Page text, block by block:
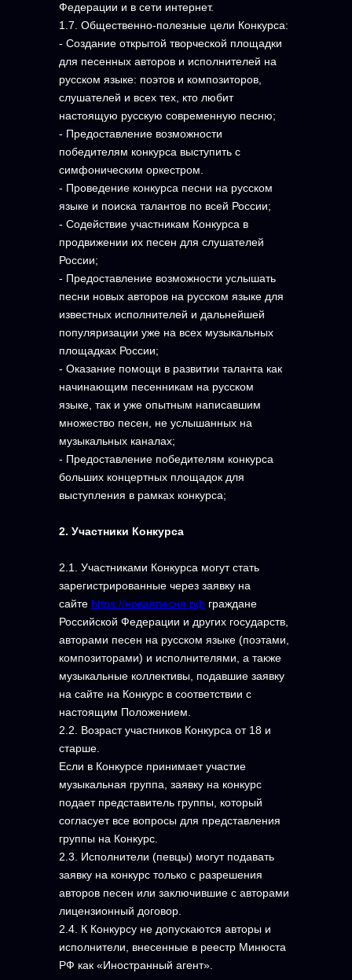
Федерации и в сети интернет.
1.7. Общественно-полезные цели Конкурса:
- Создание открытой творческой площадки
для песенных авторов и исполнителей на
русском языке: поэтов и композиторов,
слушателей и всех тех, кто любит
настоящую русскую современную песню;
- Предоставление возможности
победителям конкурса выступить с
симфоническим оркестром.
- Проведение конкурса песни на русском
языке и поиска талантов по всей России;
- Содействие участникам Конкурса в
продвижении их песен для слушателей
России;
- Предоставление возможности услышать
песни новых авторов на русском языке для
известных исполнителей и дальнейшей
популяризации уже на всех музыкальных
площадках России;
- Оказание помощи в развитии таланта как
начинающим песенникам на русском
языке, так и уже опытным написавшим
множество песен, не услышанных на
музыкальных каналах;
- Предоставление победителям конкурса
больших концертных площадок для
выступления в рамках конкурса;
2. Участники Конкурса
2.1. Участниками Конкурса могут стать
зарегистрированные через заявку на
сайте https://новаяпесня.рф граждане
Российской Федерации и других государств,
авторами песен на русском языке (поэтами,
композиторами) и исполнителями, а также
музыкальные коллективы, подавшие заявку
на сайте на Конкурс в соответствии с
настоящим Положением.
2.2. Возраст участников Конкурса от 18 и
старше.
Если в Конкурсе принимает участие
музыкальная группа, заявку на конкурс
подает представитель группы, который
согласует все вопросы для представления
группы на Конкурс.
2.3. Исполнители (певцы) могут подавать
заявку на конкурс только с разрешения
авторов песен или заключившие с авторами
лицензионный договор.
2.4. К Конкурсу не допускаются авторы и
исполнители, внесенные в реестр Минюста
РФ как «Иностранный агент».